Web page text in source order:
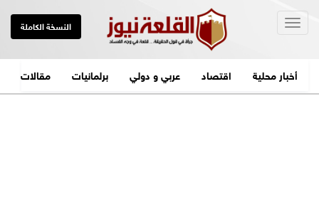
النسخة الكاملة
أخبار محلية اقتصاد عربي و دولي برلمانيات مقالات